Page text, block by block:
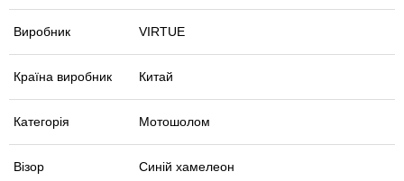
Виробник VIRTUE
Країна виробник Китай
Категорія Мотошолом
Візор Синій хамелеон